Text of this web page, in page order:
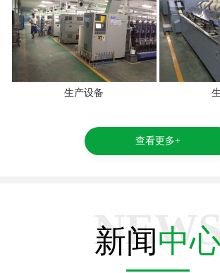
生产设备
查看更多+
NEWS
新闻中